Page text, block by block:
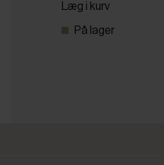
Læg i kurv
På lager